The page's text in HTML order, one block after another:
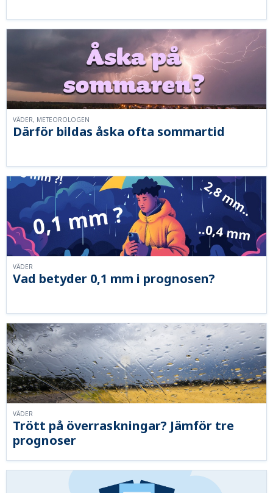
Därför bildas åska ofta sommartid
VÄDER, METEOROLOGEN
Vad betyder 0,1 mm i prognosen?
VÄDER
Trött på överraskningar? Jämför tre
prognoser
VÄDER